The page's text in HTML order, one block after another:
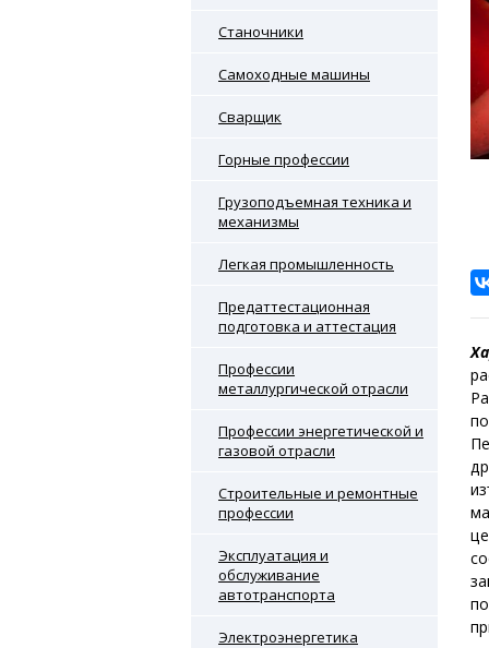
Станочники
Самоходные машины
Сварщик
Горные профессии
Грузоподъемная техника и
механизмы
Легкая промышленность
Предаттестационная
подготовка и аттестация
Профессии
металлургической отрасли
Профессии энергетической и
газовой отрасли
Строительные и ремонтные
профессии
Эксплуатация и
обслуживание
автотранспорта
Электроэнергетика